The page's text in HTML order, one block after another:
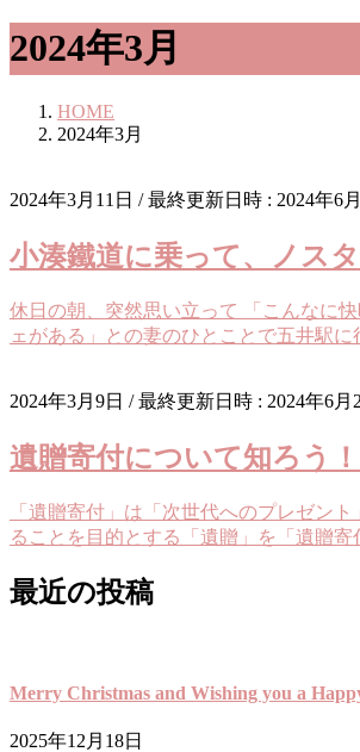
2024年3月
HOME
2024年3月
2024年3月11日 / 最終更新日時 : 2024年6
小湊鐵道に乗って、ノス
休日の朝、突然思い立って 「こんなに
ェがある」との妻のひとことで五井駅
2024年3月9日 / 最終更新日時 : 2024年6月
遺贈寄付について知ろう！
「遺贈寄付」は「次世代へのプレゼン
ることを目的とする「遺贈」を「遺贈
最近の投稿
Merry Christmas and Wishing you a
2025年12月18日